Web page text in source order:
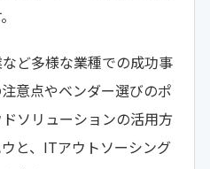
ど多様な業種での成功事
意点やベンダー選びのポ
ソリューションの活用方
と、ITアウトソーシング